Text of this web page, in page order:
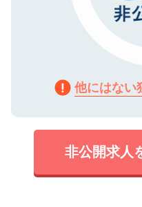
他にはない
非公開求人